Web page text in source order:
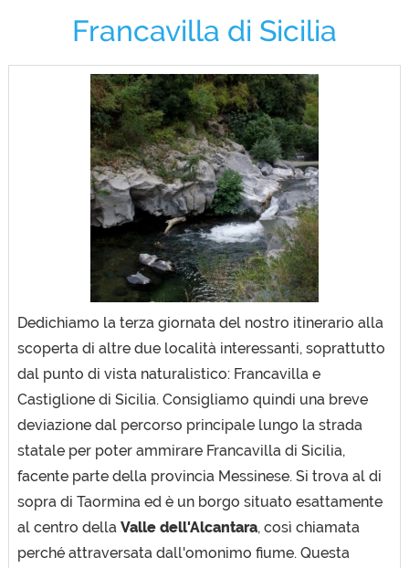
Francavilla di Sicilia
Dedichiamo la terza giornata del nostro itinerario alla
scoperta di altre due località interessanti, soprattutto
dal punto di vista naturalistico: Francavilla e
Castiglione di Sicilia. Consigliamo quindi una breve
deviazione dal percorso principale lungo la strada
statale per poter ammirare Francavilla di Sicilia,
facente parte della provincia Messinese. Si trova al di
sopra di Taormina ed è un borgo situato esattamente
al centro della Valle dell'Alcantara, così chiamata
perché attraversata dall'omonimo fiume. Questa